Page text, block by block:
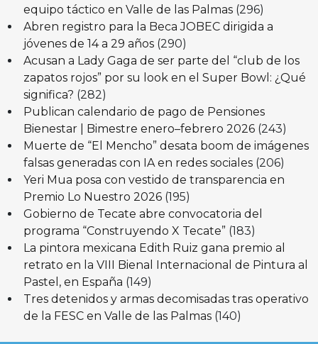
equipo táctico en Valle de las Palmas (296)
Abren registro para la Beca JOBEC dirigida a
jóvenes de 14 a 29 años (290)
Acusan a Lady Gaga de ser parte del “club de los
zapatos rojos” por su look en el Super Bowl: ¿Qué
significa? (282)
Publican calendario de pago de Pensiones
Bienestar | Bimestre enero–febrero 2026 (243)
Muerte de “El Mencho” desata boom de imágenes
falsas generadas con IA en redes sociales (206)
Yeri Mua posa con vestido de transparencia en
Premio Lo Nuestro 2026 (195)
Gobierno de Tecate abre convocatoria del
programa “Construyendo X Tecate” (183)
La pintora mexicana Edith Ruiz gana premio al
retrato en la VIII Bienal Internacional de Pintura al
Pastel, en España (149)
Tres detenidos y armas decomisadas tras operativo
de la FESC en Valle de las Palmas (140)